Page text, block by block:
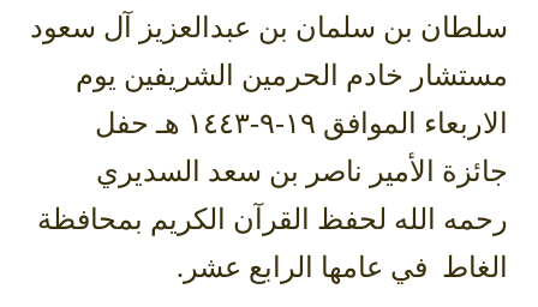
بن سلمان بن عبدالعزيز آل سعود
خادم الحرمين الشريفين يوم
الاربعاء الموافق ١٩-٩-١٤٤٣ هـ حفل
الأمير ناصر بن سعد السديري
الله لحفظ القرآن الكريم بمحافظة
في عامها الرابع عشر.